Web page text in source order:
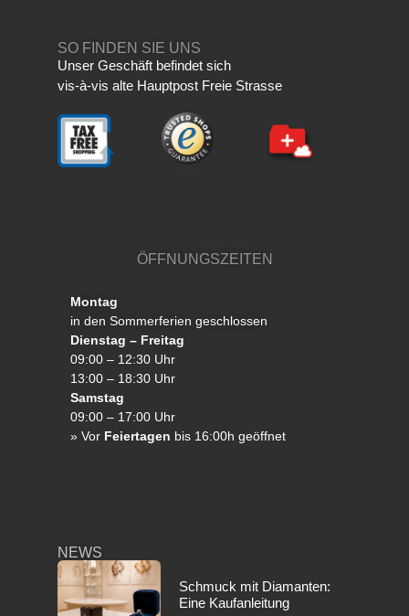
SO FINDEN SIE UNS
Unser Geschäft befindet sich
vis-à-vis alte Hauptpost Freie Strasse
ÖFFNUNGSZEITEN
Montag
in den Sommerferien geschlossen
Dienstag – Freitag
09:00 – 12:30 Uhr
13:00 – 18:30 Uhr
Samstag
09:00 – 17:00 Uhr
» Vor Feiertagen bis 16:00h geöffnet
NEWS
Schmuck mit Diamanten:
Eine Kaufanleitung